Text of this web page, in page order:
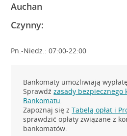
Auchan
Czynny:
Pn.-Niedz.: 07:00-22:00
Bankomaty umożliwiają
Sprawdźzasady bezpiecznego
Bankomatu.
Zapoznaj się zTabelą opłat i
sprawdzić opłaty związane z
bankomatów.